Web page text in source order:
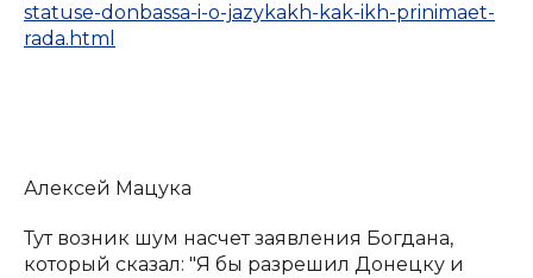
statuse-donbassa-i-o-jazykakh-kak-ikh-prinimaet-
rada.html
Алексей Мацука
Тут возник шум насчет заявления Богдана,
который сказал: "Я бы разрешил Донецку и